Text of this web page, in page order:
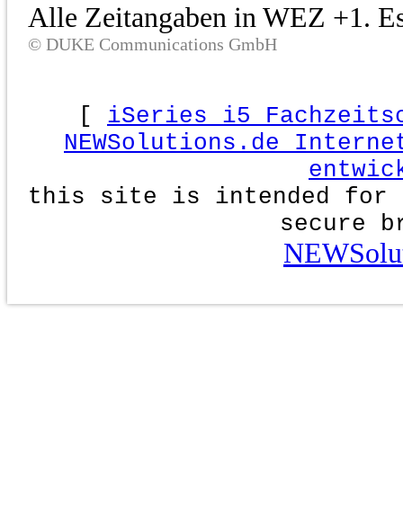
Alle Zeitangaben in WEZ +1.
© DUKE Communications GmbH
[ iSeries i5
NEWSolutions.de
this site is intended for
secure